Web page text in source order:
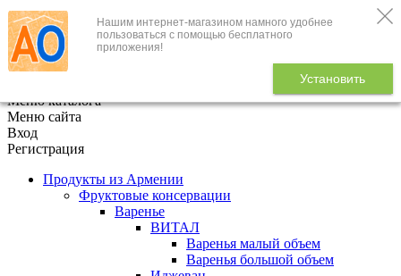
Нашим интернет-магазином намного удобнее
пользоваться с помощью бесплатного
приложения!
Установить
+7 (495) 646-888-1
В корзине
Меню каталога
Меню сайта
Вход
Регистрация
Продукты из Армении
Фруктовые консервации
Варенье
ВИТАЛ
Варенья малый объем
Варенья большой объем